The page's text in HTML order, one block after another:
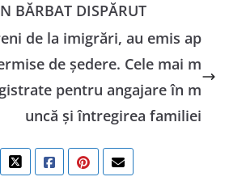
BĂRBAT DISPĂRUT
de la imigrări, au emis ap
de ședere. Cele mai m
pentru angajare în m
uncă și întregirea familiei